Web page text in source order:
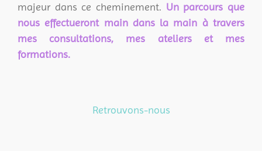
majeur dans ce cheminement. Un parcours que
nous effectueront main dans la main à travers
mes consultations, mes ateliers et mes
formations.
Retrouvons-nous